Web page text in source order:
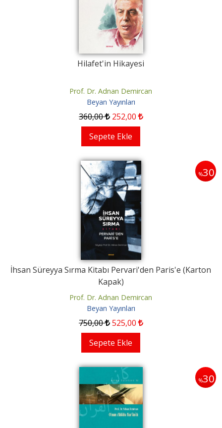
Hilafet'in Hikayesi
Prof. Dr. Adnan Demircan
Beyan Yayınları
360,00 252,00
Sepete Ekle
%30
İhsan Süreyya Sırma Kitabı Pervari'den Paris'e (Karton
Kapak)
Prof. Dr. Adnan Demircan
Beyan Yayınları
750,00 525,00
Sepete Ekle
%30